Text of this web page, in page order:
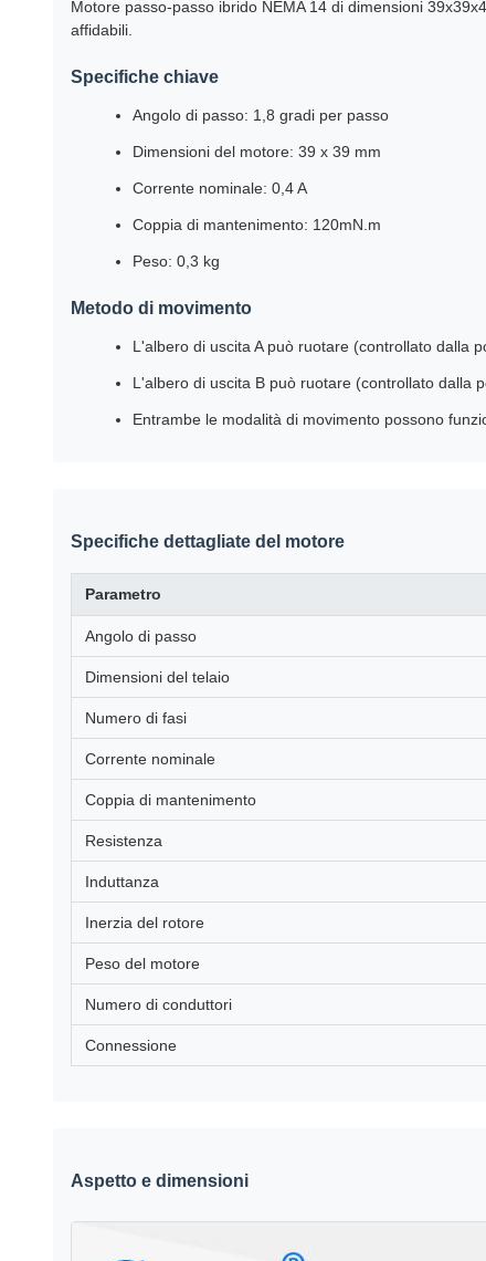
Motore passo-passo ibrido NEMA 14 di dimensioni
affidabili.
Specifiche chiave
Angolo di passo: 1,8 gradi per passo
Dimensioni del motore: 39 x 39 mm
Corrente nominale: 0,4 A
Coppia di mantenimento: 120mN.m
Peso: 0,3 kg
Metodo di movimento
L'albero di uscita A può ruotare (controllato dalla
L'albero di uscita B può ruotare (controllato dalla
Entrambe le modalità di movimento possono
Specifiche dettagliate del motore
Parametro
Angolo di passo
Dimensioni del telaio
Numero di fasi
Corrente nominale
Coppia di mantenimento
Resistenza
Induttanza
Inerzia del rotore
Peso del motore
Numero di conduttori
Connessione
Aspetto e dimensioni